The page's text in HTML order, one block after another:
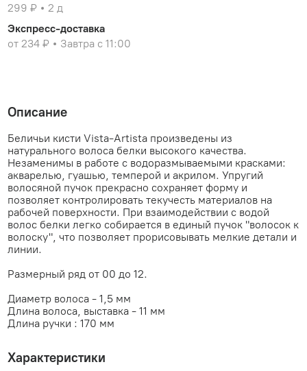
299 ₽
2 д
Экспресс-доставка
от 234 ₽
Завтра с 11:00
Описание
Беличьи кисти Vista-Artista произведены из
натурального волоса белки высокого качества.
Незаменимы в работе с водоразмываемыми красками:
акварелью, гуашью, темперой и акрилом. Упругий
волосяной пучок прекрасно сохраняет форму и
позволяет контролировать текучесть материалов на
рабочей поверхности. При взаимодействии с водой
волос белки легко собирается в единый пучок "волосок к
волоску", что позволяет прорисовывать мелкие детали и
линии.
Размерный ряд от 00 до 12.
Диаметр волоса - 1,5 мм
Длина волоса, выставка - 11 мм
Длина ручки : 170 мм
Характеристики